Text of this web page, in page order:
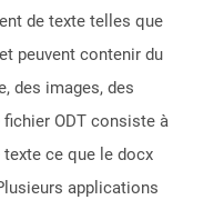
de texte telles que
peuvent contenir du
des images, des
ODT consiste à
ce que le docx
applications